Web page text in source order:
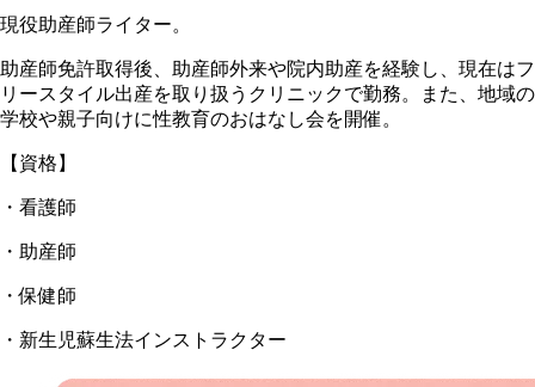
現役助産師ライター。
助産師免許取得後、助産師外来や院内助産を経験し、現在はフ
リースタイル出産を取り扱うクリニックで勤務。また、地域の
学校や親子向けに性教育のおはなし会を開催。
【資格】
・看護師
・助産師
・保健師
・新生児蘇生法インストラクター